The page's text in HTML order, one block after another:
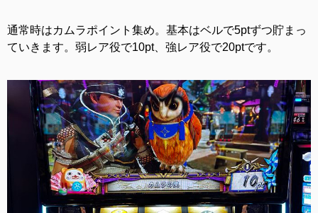
通常時はカムラポイント集め。基本はベルで5ptずつ貯まっ
ていきます。弱レア役で10pt、強レア役で20ptです。